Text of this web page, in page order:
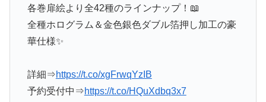
各巻扉絵より全42種のラインナップ！📖
全種ホログラム＆金色銀色ダブル箔押し加工の豪
華仕様✨
詳細⇒https://t.co/xgFrwqYzIB
予約受付中⇒https://t.co/HQuXdbq3x7